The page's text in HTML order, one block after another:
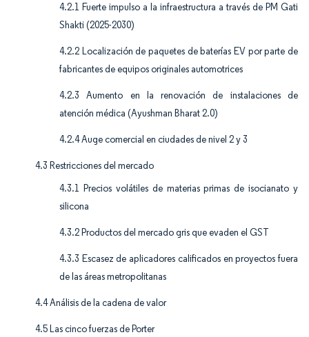
4.2.1 Fuerte impulso a la infraestructura a través de PM Gati
Shakti (2025-2030)
4.2.2 Localización de paquetes de baterías EV por parte de
fabricantes de equipos originales automotrices
4.2.3 Aumento en la renovación de instalaciones de
atención médica (Ayushman Bharat 2.0)
4.2.4 Auge comercial en ciudades de nivel 2 y 3
4.3 Restricciones del mercado
4.3.1 Precios volátiles de materias primas de isocianato y
silicona
4.3.2 Productos del mercado gris que evaden el GST
4.3.3 Escasez de aplicadores calificados en proyectos fuera
de las áreas metropolitanas
4.4 Análisis de la cadena de valor
4.5 Las cinco fuerzas de Porter